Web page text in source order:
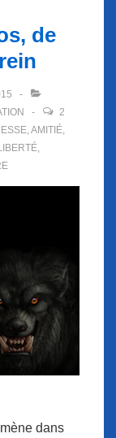
de
2
,AMITIÉ,
,
dans